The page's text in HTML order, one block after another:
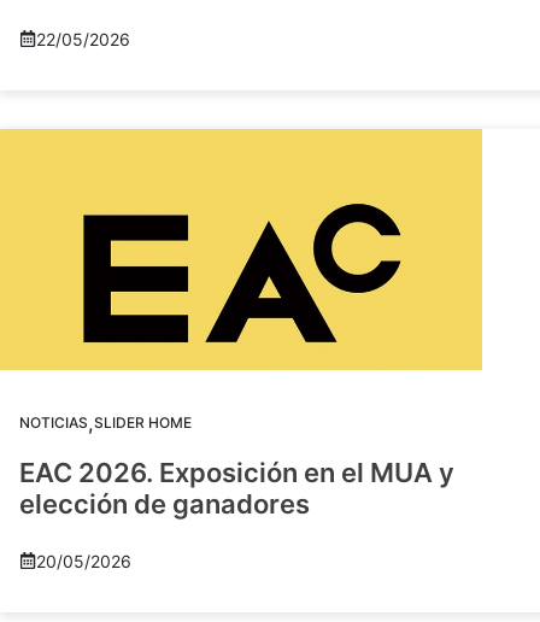
22/05/2026
NOTICIAS,SLIDER HOME
EAC 2026. Exposición en el MUA y
elección de ganadores
20/05/2026